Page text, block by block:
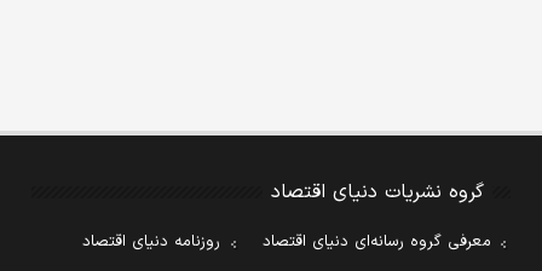
گروه نشریات دنیای اقتصاد
معرفی گروه رسانه‌ای دنیای اقتصاد
روزنامه دنیای اقتصاد